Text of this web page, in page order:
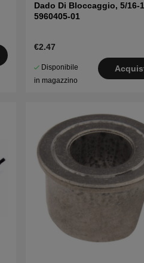
Dado Di Bloccaggio, 5/16-
5960405-01
€2.47
Disponibile
in magazzino